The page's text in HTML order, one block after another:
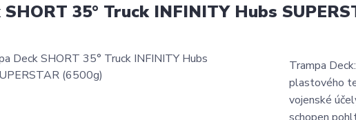
35° Truck INFINITY Hubs
Trampa
plastového
vojenské